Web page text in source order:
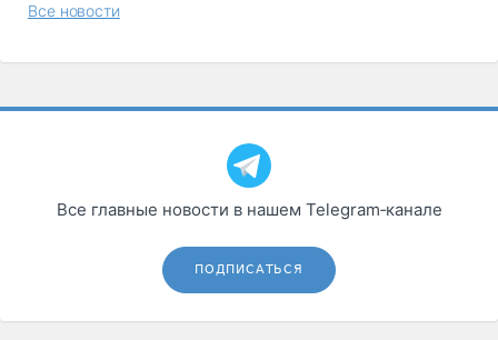
Все новости
Все главные новости в нашем Telegram‑канале
ПОДПИСАТЬСЯ